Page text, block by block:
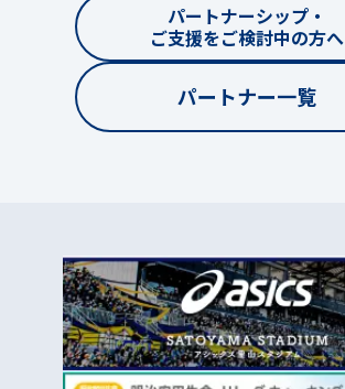
パートナーシップ・
ご支援をご検討中の方へ
パートナー一覧